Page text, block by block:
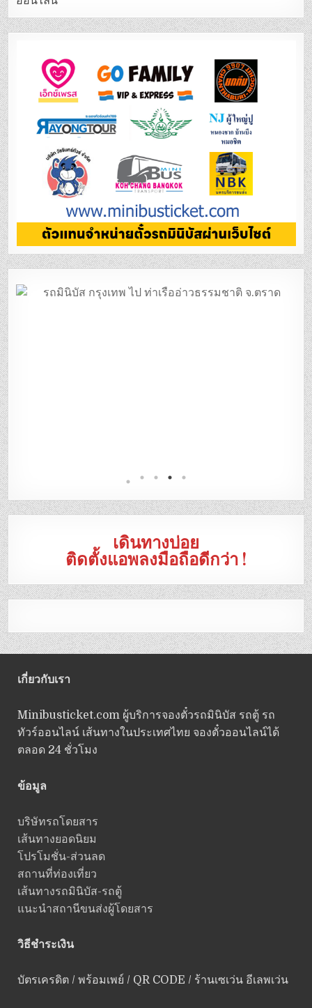
เดินทางบ่อย
ติดตั้งแอพลงมือถือดีกว่า !
เกี่ยวกับเรา
Minibusticket.com ผู้บริการจองตั๋วรถมินิบัส รถตู้ รถ
ทัวร์ออนไลน์ เส้นทางในประเทศไทย จองตั๋วออนไลน์ได้
ตลอด 24 ชั่วโมง
ข้อมูล
บริษัทรถโดยสาร
เส้นทางยอดนิยม
โปรโมชั่น-ส่วนลด
สถานที่ท่องเที่ยว
เส้นทางรถมินิบัส-รถตู้
แนะนำสถานีขนส่งผู้โดยสาร
วิธีชำระเงิน
บัตรเครดิต / พร้อมเพย์ / QR CODE / ร้านเซเว่น อีเลพเว่น